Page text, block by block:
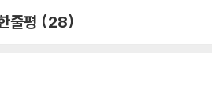
줄평 (28)